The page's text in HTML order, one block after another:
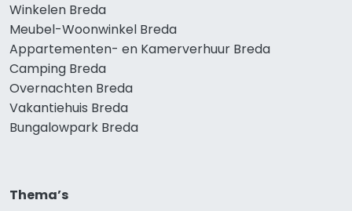
Winkelen Breda
Meubel-Woonwinkel Breda
Appartementen- en Kamerverhuur Breda
Camping Breda
Overnachten Breda
Vakantiehuis Breda
Bungalowpark Breda
Thema’s